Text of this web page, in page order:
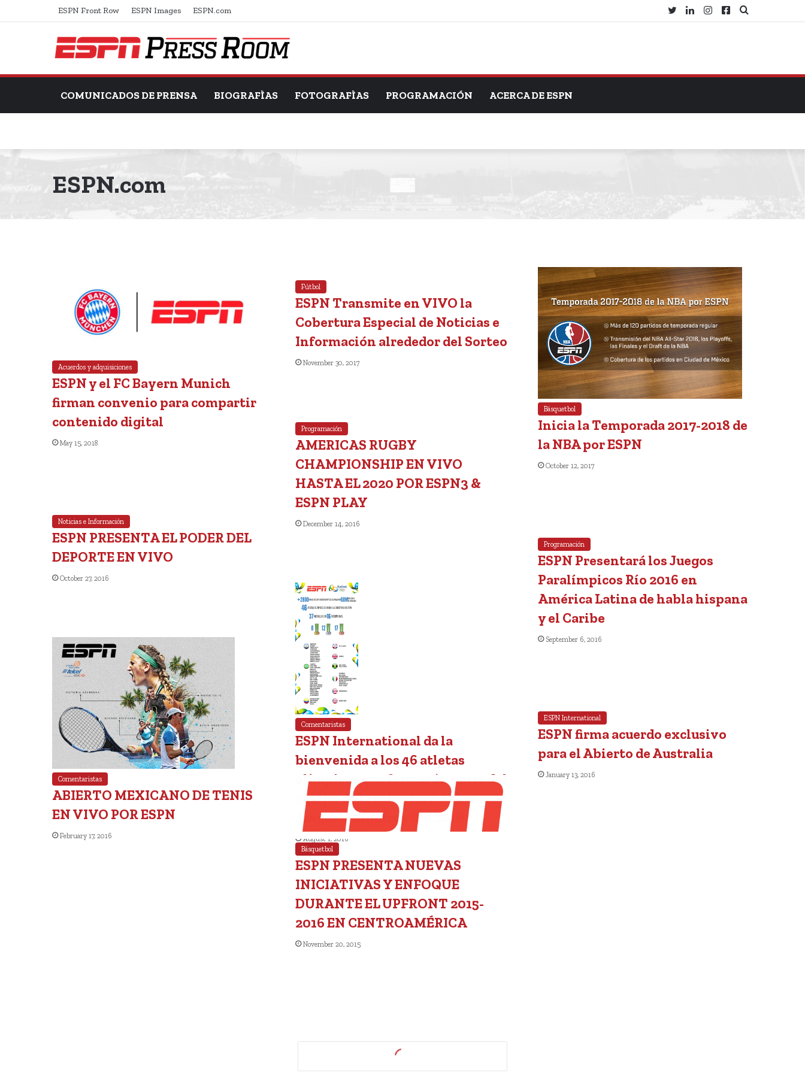
ESPN Front Row ESPN Images ESPN.com
Search
Facebook
Instagram
LinkedIn
Twitter
COMUNICADOS DE PRENSA BIOGRAFÌAS FOTOGRAFÌAS PROGRAMACIÓN ACERCA DE ESPN
ESPN.com
Acuerdos y adquisiciones
ESPN y el FC Bayern Munich
firman convenio para compartir
contenido digital
May 15, 2018
Fútbol
ESPN Transmite en VIVO la
Cobertura Especial de Noticias e
Información alrededor del Sorteo
November 30, 2017
Básquetbol
Inicia la Temporada 2017-2018 de
la NBA por ESPN
October 12, 2017
Programación
AMERICAS RUGBY
CHAMPIONSHIP EN VIVO
HASTA EL 2020 POR ESPN3 &
ESPN PLAY
December 14, 2016
Noticias e Información
ESPN PRESENTA EL PODER DEL
DEPORTE EN VIVO
October 27, 2016
Programación
ESPN Presentará los Juegos
Paralímpicos Río 2016 en
América Latina de habla hispana
y el Caribe
September 6, 2016
Comentaristas
ESPN International da la
bienvenida a los 46 atletas
olímpicos que formarán parte del
equipo de la cobertura de los
Juegos Olímpicos Río 2016
August 1, 2016
Comentaristas
ABIERTO MEXICANO DE TENIS
EN VIVO POR ESPN
February 17, 2016
ESPN International
ESPN firma acuerdo exclusivo
para el Abierto de Australia
January 13, 2016
Básquetbol
ESPN PRESENTA NUEVAS
INICIATIVAS Y ENFOQUE
DURANTE EL UPFRONT 2015-
2016 EN CENTROAMÉRICA
November 20, 2015